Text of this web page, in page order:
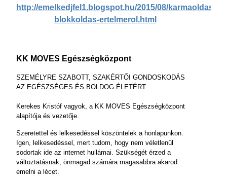
http://emelkedjfel1.blogspot.hu/2015/08/karmaoldas-
blokkoldas-ertelmerol.html
KK MOVES Egészségközpont
SZEMÉLYRE SZABOTT, SZAKÉRTŐI GONDOSKODÁS
AZ EGÉSZSÉGES ÉS BOLDOG ÉLETÉRT
Kerekes Kristóf vagyok, a KK MOVES Egészségközpont
alapítója és vezetője.
Szeretettel és lelkesedéssel köszöntelek a honlapunkon.
Igen, lelkesedéssel, mert tudom, hogy nem véletlenül
sodortak ide az internet hullámai. Szükségét érzed a
változtatásnak, önmagad számára magasabbra akarod
emelni a lécet.